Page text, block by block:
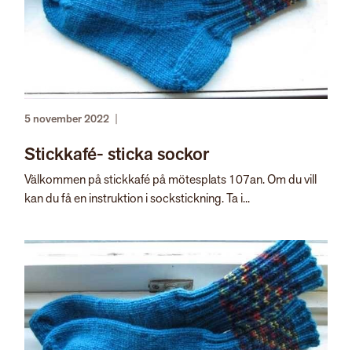
5 november 2022
Stickkafé- sticka sockor
Välkommen på stickkafé på mötesplats 107an. Om du vill
kan du få en instruktion i sockstickning. Ta i...